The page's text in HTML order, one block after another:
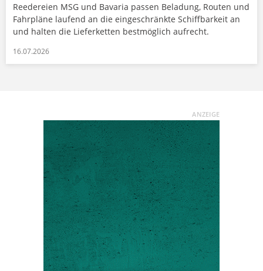
Reedereien MSG und Bavaria passen Beladung, Routen und
Fahrpläne laufend an die eingeschränkte Schiffbarkeit an
und halten die Lieferketten bestmöglich aufrecht.
16.07.2026
ANZEIGE